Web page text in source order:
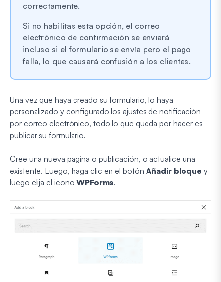
correctamente.
Si no habilitas esta opción, el correo
electrónico de confirmación se enviará
incluso si el formulario se envía pero el pago
falla, lo que causará confusión a los clientes.
Una vez que haya creado su formulario, lo haya
personalizado y configurado los ajustes de notificación
por correo electrónico, todo lo que queda por hacer es
publicar su formulario.
Cree una nueva página o publicación, o actualice una
existente. Luego, haga clic en el botón Añadir bloque y
luego elija el icono WPForms.